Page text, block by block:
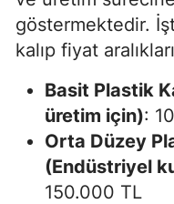
göstermektedir.
kalıp fiyat
Basit Plastik
üretim için):
Orta Düzey
(Endüstriyel
150.000 TL